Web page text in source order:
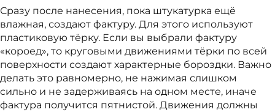
Сразу после нанесения, пока штукатурка ещё
влажная, создают фактуру. Для этого используют
пластиковую тёрку. Если вы выбрали фактуру
«короед», то круговыми движениями тёрки по всей
поверхности создают характерные бороздки. Важно
делать это равномерно, не нажимая слишком
сильно и не задерживаясь на одном месте, иначе
фактура получится пятнистой. Движения должны